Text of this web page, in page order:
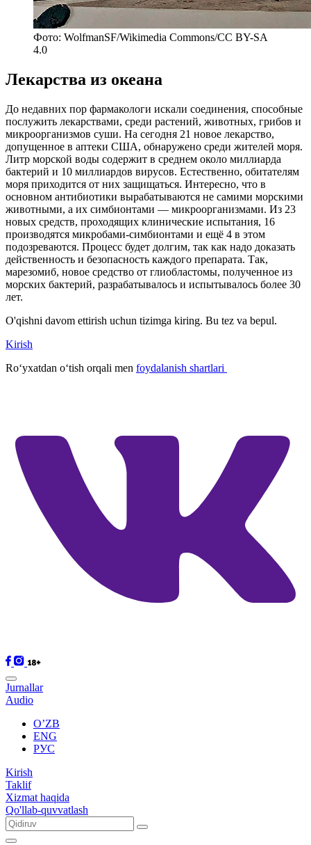
Фото: WolfmanSF/Wikimedia Commons/CC BY-SA
4.0
Лекарства из океана
До недавних пор фармакологи искали соединения, способные
послужить лекарствами, среди растений, животных, грибов и
микроорганизмов суши. На сегодня 21 новое лекарство,
допущенное в аптеки США, обнаружено среди жителей моря.
Литр морской воды содержит в среднем около миллиарда
бактерий и 10 миллиардов вирусов. Естественно, обитателям
моря приходится от них защищаться. Интересно, что в
основном антибиотики вырабатываются не самими морскими
животными, а их симбионтами — микроорганизмами. Из 23
новых средств, проходящих клинические испытания, 16
производятся микробами-симбионтами и ещё 4 в этом
подозреваются. Процесс будет долгим, так как надо доказать
действенность и безопасность каждого препарата. Так,
марезомиб, новое средство от глиобластомы, полученное из
морских бактерий, разрабатывалось и испытывалось более 30
лет.
O'qishni davom ettirish uchun tizimga kiring. Bu tez va bepul.
Kirish
Roʻyxatdan oʻtish orqali men foydalanish shartlari
Jurnallar
Audio
O’ZB
ENG
РУС
Kirish
Taklif
Xizmat haqida
Qo'llab-quvvatlash